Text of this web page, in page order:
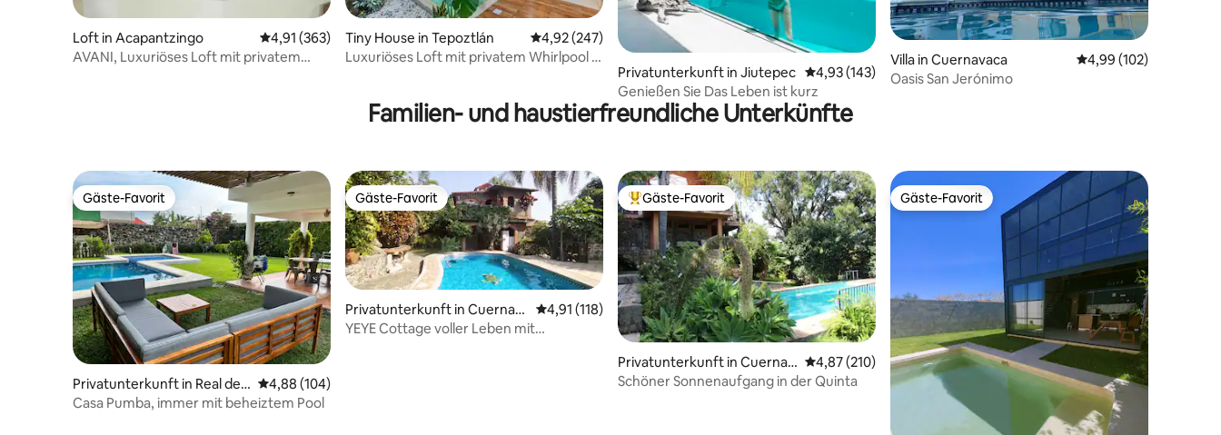
Loft in Acapantzingo Durchschnittliche Bewertung: 4,91 von 5, 363 Bewertungen
4,91 (363)
AVANI, Luxuriöses Loft mit privatem
Tiny House in Tepoztlán Durchschnittliche Bewertung: 4,92 von 5, 247 Bewertungen
4,92 (247)
Luxuriöses Loft mit privatem Whirlpool in
Privatunterkunft in Jiutepec Durchschnittliche Bewertung: 4,93 von 5, 143 Bewertungen
4,93 (143)
Genießen Sie Das Leben ist kurz
Villa in Cuernavaca Durchschnittliche
4,99 (102)
Oasis San Jerónimo
Familien- und haustierfreundliche Unterkünfte
Gäste-Favorit
Gäste-Favorit
Privatunterkunft in Real de
Oaxtepec
Durchschnittliche Bewertung: 4,88 von 5, 104 Bewertungen
4,88 (104)
Casa Pumba, immer mit beheiztem Pool
Gäste-Favorit
Gäste-Favorit
Privatunterkunft in Cuernav
aca
Durchschnittliche Bewertung: 4,91 von 5, 118 Bewertungen
4,91 (118)
YEYE Cottage voller Leben mit
Beliebter Gäste-Favorit.
Gäste-Favorit
Privatunterkunft in Cuernav
aca
Durchschnittliche Bewertung: 4,87 von 5, 210 Bewertungen
4,87 (210)
Schöner Sonnenaufgang in der Quinta
Gäste-Favorit
Gäste-Favorit